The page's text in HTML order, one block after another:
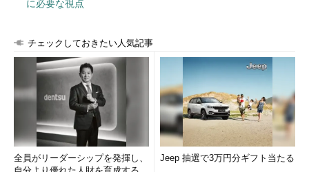
に必要な視点
チェックしておきたい人気記事
全員がリーダーシップを発揮し、
Jeep 抽選で3万円分ギフト当たる